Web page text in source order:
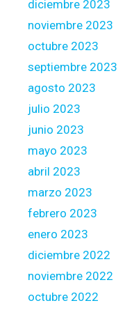
diciembre 2023
noviembre 2023
octubre 2023
septiembre 2023
agosto 2023
julio 2023
junio 2023
mayo 2023
abril 2023
marzo 2023
febrero 2023
enero 2023
diciembre 2022
noviembre 2022
octubre 2022